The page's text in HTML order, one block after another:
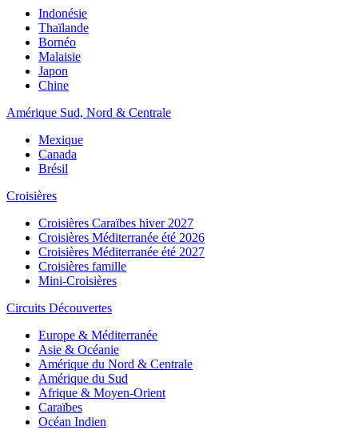
Indonésie
Thaïlande
Bornéo
Malaisie
Japon
Chine
Amérique Sud, Nord & Centrale
Mexique
Canada
Brésil
Croisières
Croisières Caraïbes hiver 2027
Croisières Méditerranée été 2026
Croisières Méditerranée été 2027
Croisières famille
Mini-Croisières
Circuits Découvertes
Europe & Méditerranée
Asie & Océanie
Amérique du Nord & Centrale
Amérique du Sud
Afrique & Moyen-Orient
Caraïbes
Océan Indien